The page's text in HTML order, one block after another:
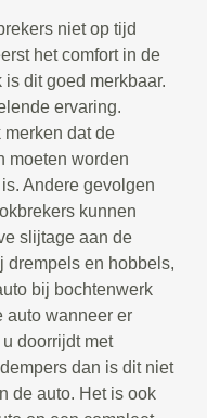
niet op tijd
het comfort in de
dit goed merkbaar.
ervaring.
dat de
moeten worden
Andere gevolgen
kunnen
slijtage aan de
drempels en hobbels,
bij bochtenwerk
auto wanneer er
doorrijdt met
dan is dit niet
de auto. Het is ook